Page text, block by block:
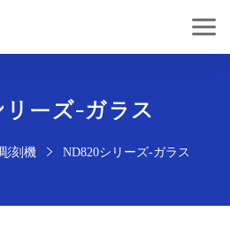
リーズ-ガラス
刻機 ND820シリーズ-ガラス